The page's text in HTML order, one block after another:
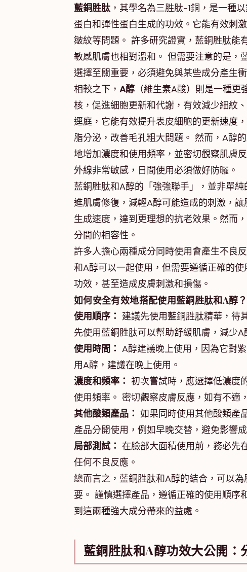
藍銅胜肽 ，其學名為三胜肽-1銅，是一種
蛋白和彈性蛋白生成的功效。它能有效刺
皺紋等問題。 許多研究證實，藍銅胜肽能
敏感肌膚也相對溫和。 但需要注意的是，
選擇至關重要，必須避免與某些成分產生
相較之下， A醇 （維生素A酸）則是一種
核，促進細胞更新和代謝，有效減少細紋
逕庭，它能有效提升表皮細胞的更新速度
脂分泌，改善毛孔粗大問題。 然而，A醇
地增加濃度和使用頻率，並密切觀察肌膚
外線非常敏感，日間使用必須做好防曬。
藍銅胜肽和A醇的「強強聯手」，並非單
進肌膚修復，減輕A醇可能造成的刺激，
生成速度，達到更理想的抗老效果。然而
分間的相容性。
許多人擔心兩種成分同時使用會產生不良
和A醇可以一起使用，但需要遵循正確的
功效，甚至造成皮膚刺激和損傷。
如何安全有效地搭配使用藍銅胜肽和A醇？
使用順序： 建議先使用藍銅胜肽精華，待
先使用藍銅胜肽可以幫助舒緩肌膚，減少A
使用時間： A醇建議晚上使用，因為它對
用A醇，建議在晚上使用。
濃度和頻率： 初次嘗試時，應選擇低濃度
使用頻率。 密切觀察皮膚反應，如有不適
其他酸類產品： 如果同時使用其他酸類產
產品分開使用，例如早晚交替，避免影響
局部測試： 在臉部大面積使用前，務必先
任何不良反應。
總而言之，藍銅胜肽和A醇的結合，可以
要。 謹慎選擇產品，遵循正確的使用順序
到這兩種強大成分帶來的益處。
藍銅胜肽和A醇功效大公開：